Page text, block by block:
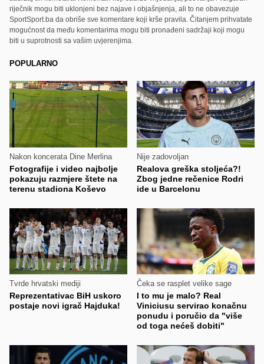
riječnik mogu biti uklonjeni bez najave i objašnjenja, ali to ne obavezuje
SportSport.ba da obriše sve komentare koji krše pravila. Čitanjem prihvatate
mogućnost da među komentarima mogu biti pronađeni sadržaji koji mogu
biti u suprotnosti sa vašim uvjerenjima.
POPULARNO
Nakon koncerata Dine Merlina
Fotografije i video najbolje
pokazuju razmjere štete na
terenu stadiona Koševo
Nije zadovoljan
Realova greška stoljeća?!
Zbog jedne rečenice Rodri
ide u Barcelonu
Tvrde hrvatski mediji
Reprezentativac BiH uskoro
postaje novi igrač Hajduka!
Čeka se rasplet velike sage
I to mu je malo? Real
Viniciusu servirao konačnu
ponudu i poručio da "više
od toga nećeš dobiti"